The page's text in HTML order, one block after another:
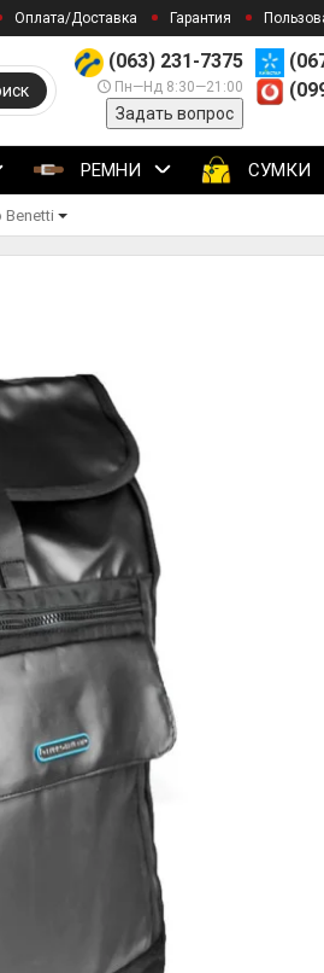
Оплата/Доставка Гарантия
(063) 231-7375
Пн—Нд 8:30—21:00
Задать вопрос
РЕМНИ СУМКИ
Benetti